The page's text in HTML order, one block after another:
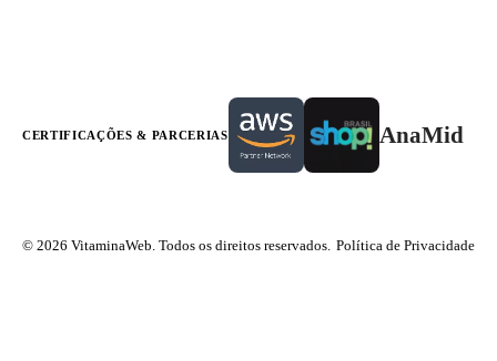
CERTIFICAÇÕES & PARCERIAS AnaMid
© 2026 VitaminaWeb. Todos os direitos reservados. Política de Privacidade